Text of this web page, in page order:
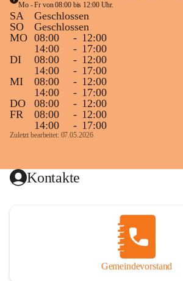
Mo - Fr von 08:00 bis 12:00 Uhr.
SA
Geschlossen
SO
Geschlossen
MO 08:00 - 12:00
14:00
- 17:00
DI
08:00 - 12:00
14:00
- 17:00
MI
08:00 - 12:00
14:00
- 17:00
DO
08:00 - 12:00
FR
08:00 - 12:00
14:00
- 17:00
Zuletzt bearbeitet: 07.05.2026
Kontakte
Gemeindevorstand